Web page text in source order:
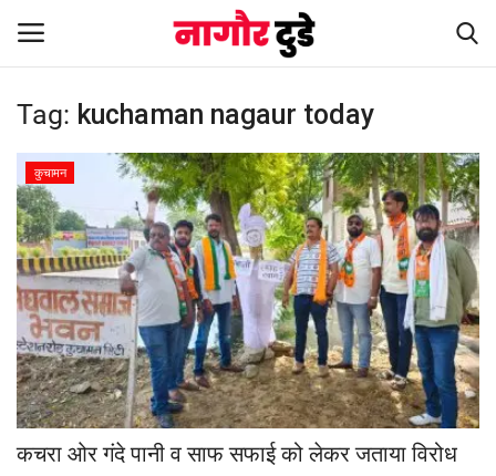
Home
देश
खेल
स्पेशल स्टोरी
नागौर
मनोरंजन
Tag: kuchaman nagaur today
कुचामन
कचरा ओर गंदे पानी व साफ सफाई को लेकर जताया विरोध